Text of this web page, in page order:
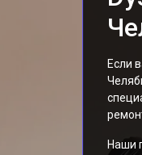
Если
Наши